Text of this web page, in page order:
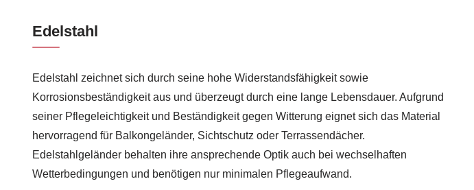
Edelstahl
Edelstahl zeichnet sich durch seine hohe Widerstandsfähigkeit sowie
Korrosionsbeständigkeit aus und überzeugt durch eine lange Lebensdauer. Aufgrund
seiner Pflegeleichtigkeit und Beständigkeit gegen Witterung eignet sich das Material
hervorragend für Balkongeländer, Sichtschutz oder Terrassendächer.
Edelstahlgeländer behalten ihre ansprechende Optik auch bei wechselhaften
Wetterbedingungen und benötigen nur minimalen Pflegeaufwand.